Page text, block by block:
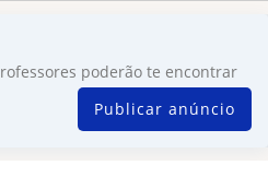
poderão te encontrar
Publicar anúncio